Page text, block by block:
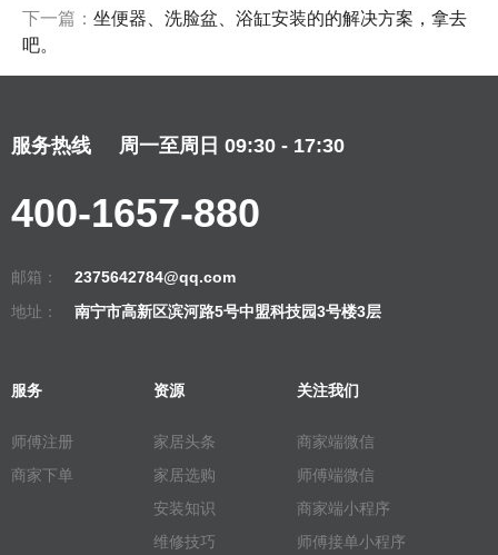
下一篇： 坐便器、洗脸盆、浴缸安装的的解决方案，拿去
吧。
服务热线 周一至周日 09:30 - 17:30
400-1657-880
邮箱：
2375642784@qq.com
地址：
南宁市高新区滨河路5号中盟科技园3号楼3层
服务
师傅注册
商家下单
资源
家居头条
家居选购
安装知识
维修技巧
关注我们
商家端微信
师傅端微信
商家端小程序
师傅接单小程序